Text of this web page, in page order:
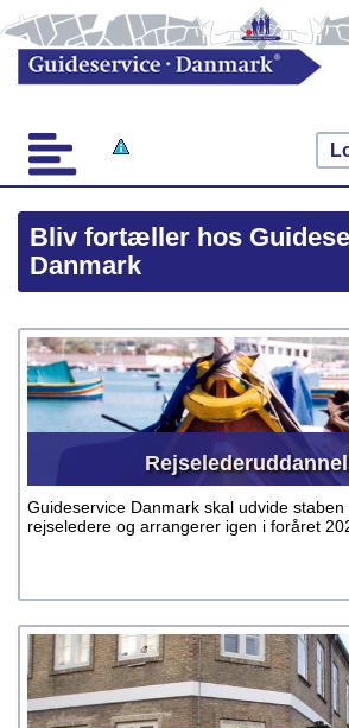
Bliv fortæller hos
Danmark
Guideservice Danmark skal udvide
rejseledere og arrangerer igen i foråret